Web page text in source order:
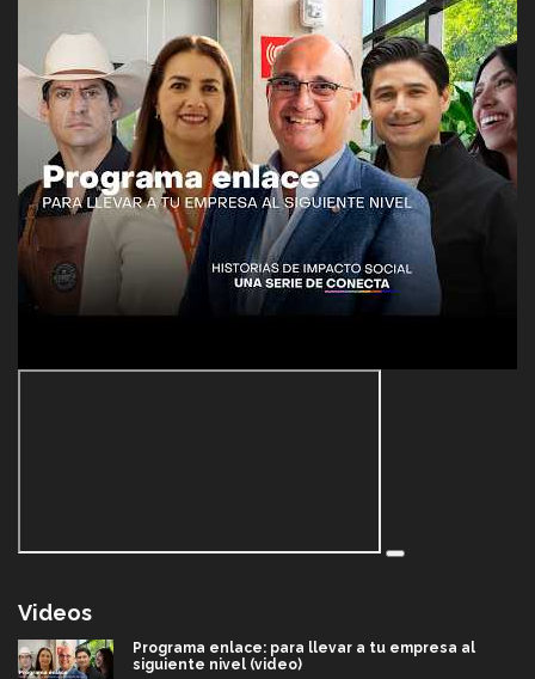
Videos
Programa enlace: para llevar a tu empresa al
siguiente nivel (video)